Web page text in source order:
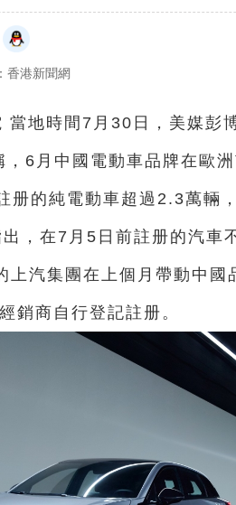
香港新聞網
當地時間7月30日，美媒彭
6月中國電動車品牌在歐
册的純電動車超過2.3萬輛
，在7月5日前註册的汽車
上汽集團在上個月帶動中國
銷商自行登記註册。